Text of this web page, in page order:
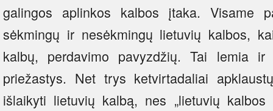
galingos aplinkos kalbos įtaka. Visame
sėkmingų ir nesėkmingų lietuvių kalbos,
kalbų, perdavimo pavyzdžių. Tai lemia ir
priežastys. Net trys ketvirtadaliai
išlaikyti lietuvių kalbą, nes „lietuvių